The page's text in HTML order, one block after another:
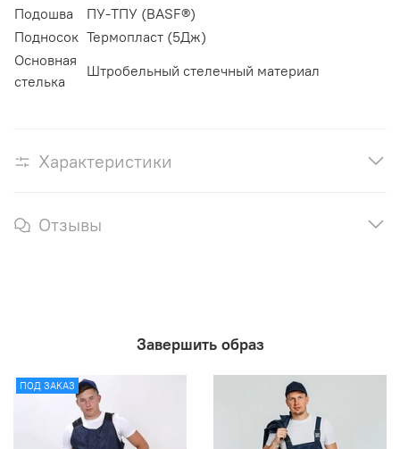
Подошва
ПУ-ТПУ (BASF®)
Подносок Термопласт (5Дж)
Основная
стелька
Штробельный стелечный материал
Характеристики
Отзывы
Завершить образ
ПОД ЗАКАЗ